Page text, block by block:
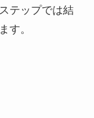
テップでは結
す。